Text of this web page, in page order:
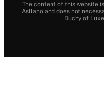
The content of this website
Asllano and does not
Duchy of